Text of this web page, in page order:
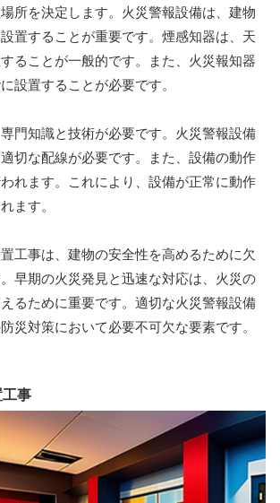
所を決定します。火災警報設備は、建物
置することが重要です。煙感知器は、天
ることが一般的です。また、火災報知器
設置することが必要です。
門知識と技術が必要です。火災警報設備
切な配線が必要です。また、設備の動作
れます。これにより、設備が正常に動作
ます。
工事は、建物の安全性を高めるために欠
早期の火災発見と迅速な対応は、火災の
るために重要です。適切な火災警報設備
災対策において必要不可欠な要素です。
事